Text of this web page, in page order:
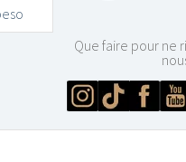
Que faire pour ne